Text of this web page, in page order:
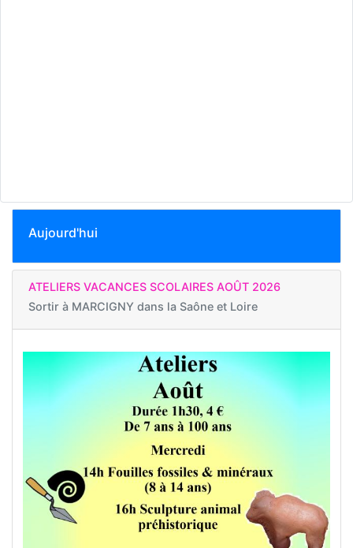
Aujourd'hui
ATELIERS VACANCES SCOLAIRES AOÛT 2026
Sortir à MARCIGNY dans la Saône et Loire